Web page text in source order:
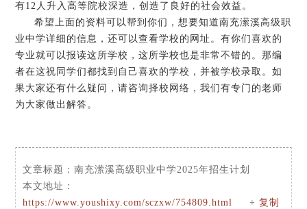
有12人升入高等院校深造，创造了良好的社会效益。
希望上面的资料可以帮到你们，想要知道南充潆溪高级职
业中学详细的信息，还可以查看学校的网址。有你们喜欢的
专业就可以报读这所学校，这所学校也是非常不错的。那编
者在这祝同学们都找到自己喜欢的学校，并被学校录取。如
果大家还有什么疑问，请咨询择校网络，我们有专门的老师
为大家做出解答。
文章标题：南充潆溪高级职业中学2025年招生计划
本文地址：
https://www.youshixy.com/sczxw/754809.html
+复制